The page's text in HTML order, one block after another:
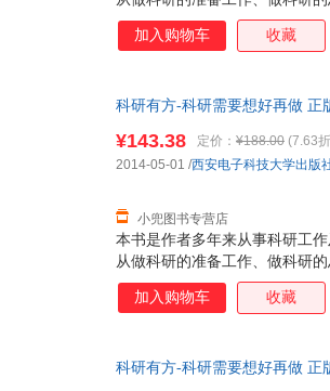
具四方面，系统地介绍了科研
些独特经验和技巧。通过阅读
级、硕士和博士研究生阅读。
加入购物车 收藏
科研有方-科研需要想好再做 正
本书是作者多年来从事科研工
从做科研的准备工作、做科研
具四方面，系统地介绍了科研
些独特经验和技巧。通过阅读
级、硕士和博士研究生阅读。
¥143.38 定价： ¥188.00 (7.63
小兜图书专营店
2014-05-01 /西安电子科技大学出版
加入购物车 收藏
科研有方-科研需要想好再做 正